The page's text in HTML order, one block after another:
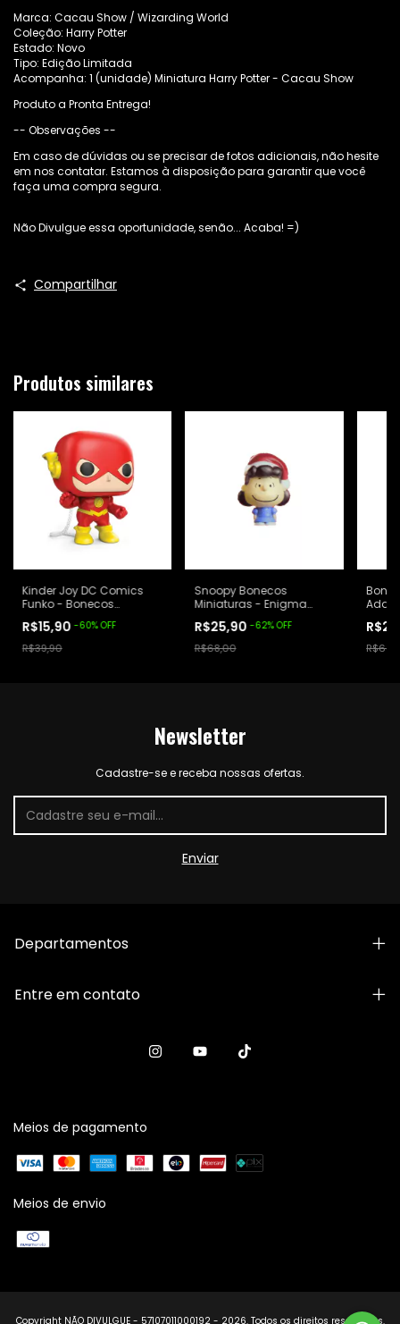
Marca: Cacau Show / Wizarding World
Coleção: Harry Potter
Estado: Novo
Tipo: Edição Limitada
Acompanha: 1 (unidade) Miniatura Harry Potter - Cacau Show
Produto a Pronta Entrega!
-- Observações --
Em caso de dúvidas ou se precisar de fotos adicionais, não hesite
em nos contatar. Estamos à disposição para garantir que você
faça uma compra segura.
Não Divulgue essa oportunidade, senão... Acaba! =)
Compartilhar
Produtos similares
Kinder Joy DC Comics
Funko - Bonecos
R$15,90-60%OFF
R$39,90
Snoopy Bonecos
Miniaturas - Enigma
R$25,90-62%OFF
R$68,00
Newsletter
Cadastre-se e receba nossas ofertas.
Departamentos
Entre em contato
Meios de pagamento
Meios de envio
Copyright NÃO DIVULGUE - 57107011000192 - 2026. Todos os direitos reservados.